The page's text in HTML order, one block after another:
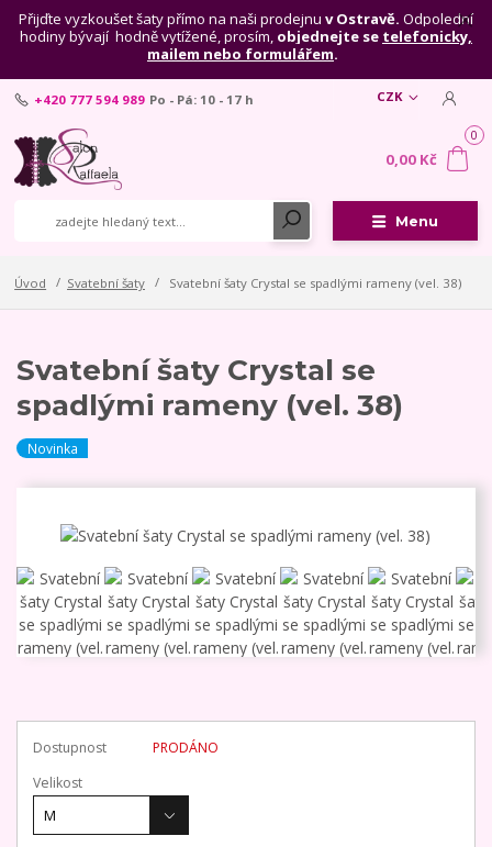
Přijďte vyzkoušet šaty přímo na naši prodejnu v Ostravě. Odpolední
hodiny bývají hodně vytížené, prosím, objednejte se telefonicky,
mailem nebo formulářem.
Menu
CZK
+420 777 594 989 Po - Pá: 10 - 17 h
0
0,00 Kč
Úvod Svatební šaty Svatební šaty Crystal se spadlými rameny (vel. 38)
Svatební šaty Crystal se
spadlými rameny (vel. 38)
Novinka
Dostupnost
PRODÁNO
Velikost